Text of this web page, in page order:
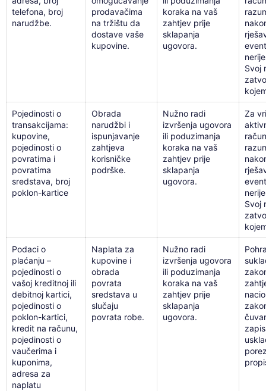
telefona, broj
narudžbe.
prodavačima
na tržištu da
dostave vaše
kupovine.
koraka na vaš
zahtjev prije
sklapanja
ugovora.
Svoj
Pojedinosti o
transakcijama:
kupovine,
pojedinosti o
povratima i
povratima
sredstava, broj
poklon-kartice
Obrada
narudžbi i
ispunjavanje
zahtjeva
korisničke
podrške.
Nužno radi
izvršenja ugovora
ili poduzimanja
koraka na vaš
zahtjev prije
sklapanja
ugovora.
Za
Svoj
Podaci o
plaćanju –
pojedinosti o
vašoj kreditnoj ili
debitnoj kartici,
pojedinosti o
poklon-kartici,
kredit na računu,
pojedinosti o
vaučerima i
kuponima,
adresa za
naplatu
Naplata za
kupovine i
obrada
povrata
sredstava u
slučaju
povrata robe.
Nužno radi
izvršenja ugovora
ili poduzimanja
koraka na vaš
zahtjev prije
sklapanja
ugovora.